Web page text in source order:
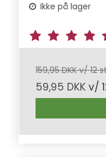
Ikke på lager
159,95 DKK v/ 12
59,95 DKK v/